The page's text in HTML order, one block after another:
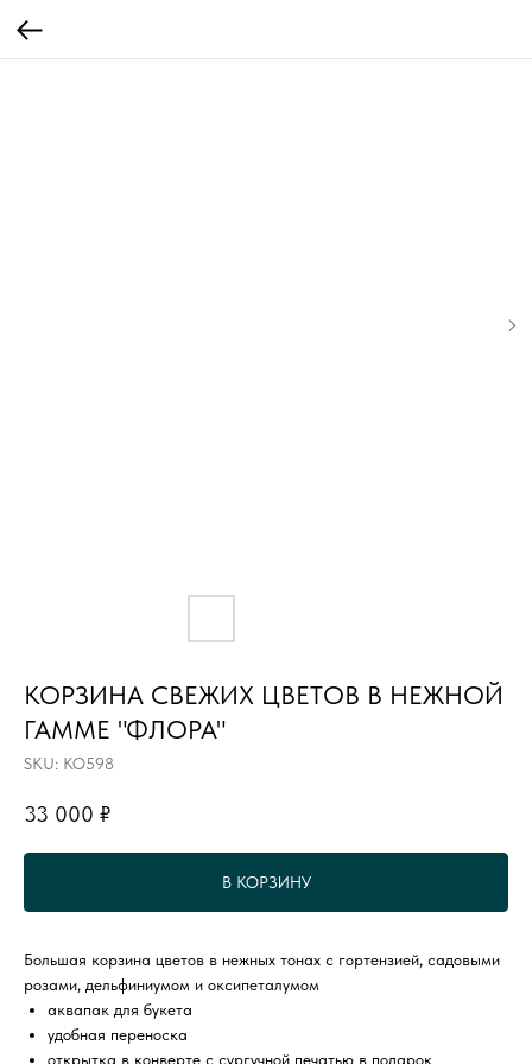
КОРЗИНА СВЕЖИХ ЦВЕТОВ В НЕЖНОЙ
ГАММЕ "ФЛОРА"
SKU: КО598
33 000 ₽
В КОРЗИНУ
Большая корзина цветов в нежных тонах с гортензией, садовыми
розами, дельфиниумом и оксипеталумом
аквапак для букета
удобная переноска
открытка в конверте с сургучной печатью в подарок